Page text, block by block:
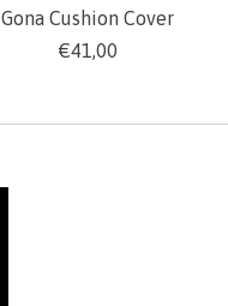
Gona Cushion Cover
€41,00